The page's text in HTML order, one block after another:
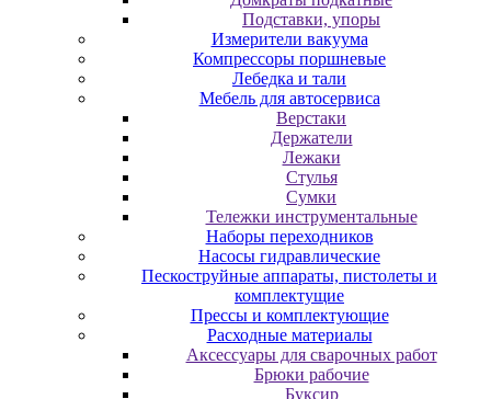
Подставки, упоры
Измерители вакуума
Компрессоры поршневые
Лебедка и тали
Мебель для автосервиса
Верстаки
Держатели
Лежаки
Стулья
Сумки
Тележки инструментальные
Наборы переходников
Насосы гидравлические
Пескоструйные аппараты, пистолеты и
комплектущие
Прессы и комплектующие
Расходные материалы
Аксессуары для сварочных работ
Брюки рабочие
Буксир